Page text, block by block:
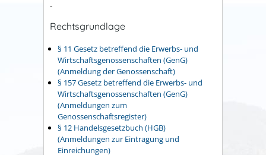
-
Rechtsgrundlage
§ 11 Gesetz betreffend die Erwerbs- und
Wirtschaftsgenossenschaften (GenG)
(Anmeldung der Genossenschaft)
§ 157 Gesetz betreffend die Erwerbs- und
Wirtschaftsgenossenschaften (GenG)
(Anmeldungen zum
Genossenschaftsregister)
§ 12 Handelsgesetzbuch (HGB)
(Anmeldungen zur Eintragung und
Einreichungen)